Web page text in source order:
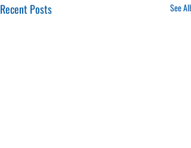
Recent Posts See All